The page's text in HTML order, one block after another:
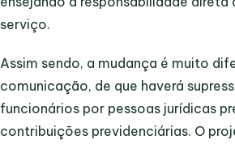
serviço.
Assim sendo, a mudança é muito
comunicação, de que haverá
funcionários por pessoas jurídicas
contribuições previdenciárias. O